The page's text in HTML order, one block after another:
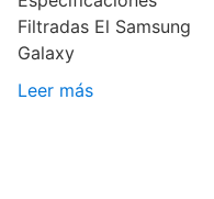
Filtradas El Samsung
Galaxy
Leer más